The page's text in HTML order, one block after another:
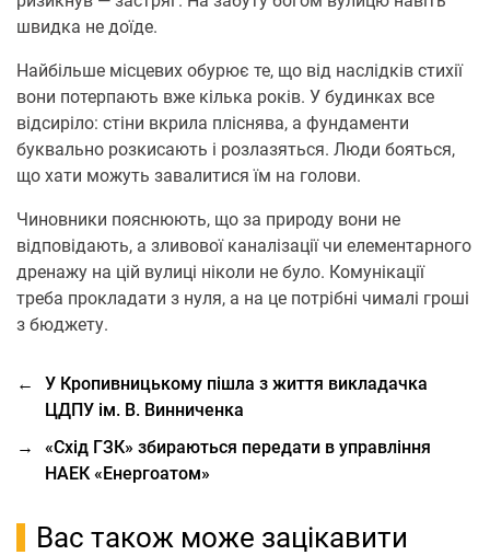
швидка не доїде.
Найбільше місцевих обурює те, що від наслідків стихії
вони потерпають вже кілька років. У будинках все
відсиріло: стіни вкрила пліснява, а фундаменти
буквально розкисають і розлазяться. Люди бояться,
що хати можуть завалитися їм на голови.
Чиновники пояснюють, що за природу вони не
відповідають, а зливової каналізації чи елементарного
дренажу на цій вулиці ніколи не було. Комунікації
треба прокладати з нуля, а на це потрібні чималі гроші
з бюджету.
←
У Кропивницькому пішла з життя викладачка
ЦДПУ ім. В. Винниченка
→
«Схід ГЗК» збираються передати в управління
НАЕК «Енергоатом»
Вас також може зацікавити